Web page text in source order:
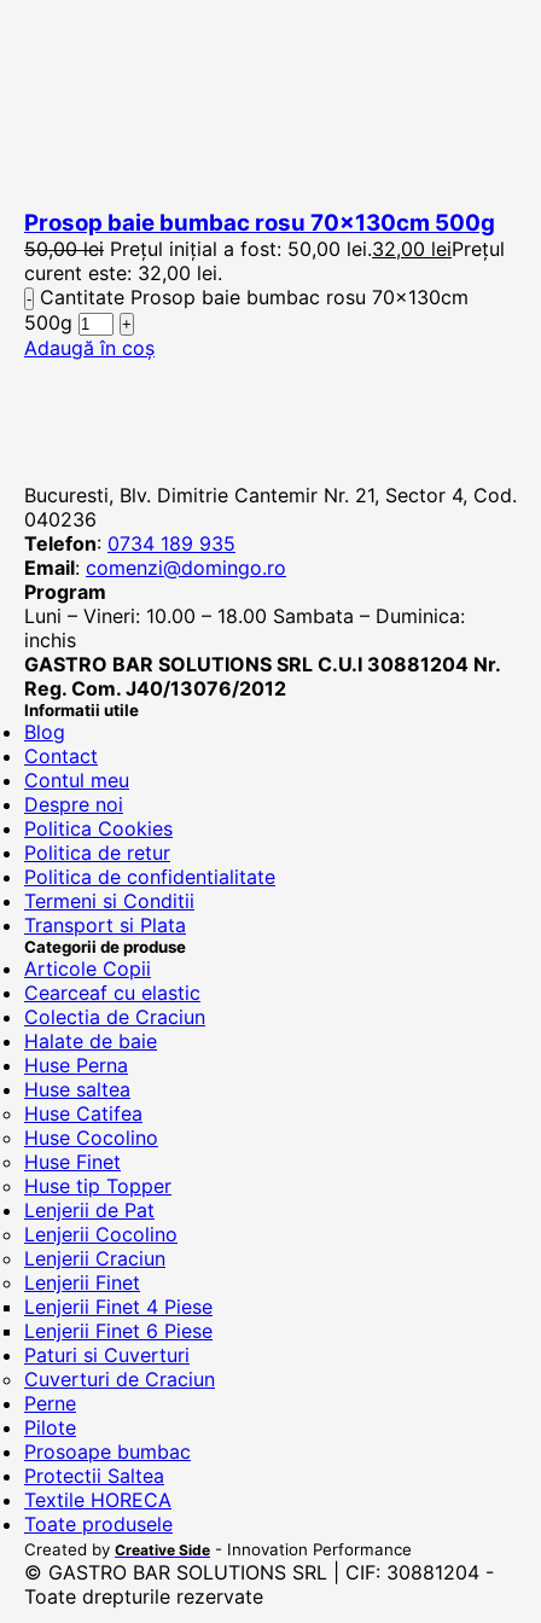
Prosop baie bumbac rosu 70x130cm 500g
50,00lei Prețul inițial a fost: 50,00 lei.32,00 leiPrețul
curent este: 32,00 lei.
Cantitate Prosop baie bumbac rosu 70x130cm
500g
Adaugă în coș
Bucuresti, Blv. Dimitrie Cantemir Nr. 21, Sector 4, Cod.
040236
Telefon: 0734 189 935
Email: comenzi@domingo.ro
Program
Luni – Vineri: 10.00 – 18.00 Sambata – Duminica:
inchis
GASTRO BAR SOLUTIONS SRL C.U.I 30881204 Nr.
Reg. Com. J40/13076/2012
Informatii utile
Blog
Contact
Contul meu
Despre noi
Politica Cookies
Politica de retur
Politica de confidentialitate
Termeni si Conditii
Transport si Plata
Categorii de produse
Articole Copii
Cearceaf cu elastic
Colectia de Craciun
Halate de baie
Huse Perna
Huse saltea
Huse Catifea
Huse Cocolino
Huse Finet
Huse tip Topper
Lenjerii de Pat
Lenjerii Cocolino
Lenjerii Craciun
Lenjerii Finet
Lenjerii Finet 4 Piese
Lenjerii Finet 6 Piese
Paturi si Cuverturi
Cuverturi de Craciun
Perne
Pilote
Prosoape bumbac
Protectii Saltea
Textile HORECA
Toate produsele
Created by Creative Side - Innovation Performance
© GASTRO BAR SOLUTIONS SRL | CIF: 30881204 -
Toate drepturile rezervate